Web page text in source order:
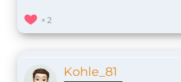
2
Kohle_81